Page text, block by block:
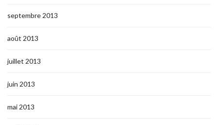
septembre 2013
août 2013
juillet 2013
juin 2013
mai 2013